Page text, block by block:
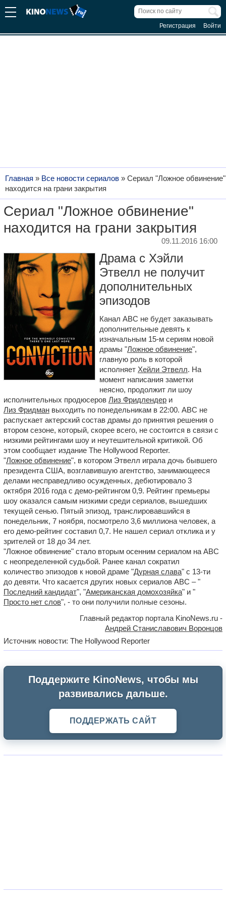
Регистрация Войти
Главная » Все новости сериалов » Сериал "Ложное обвинение"
находится на грани закрытия
Сериал "Ложное обвинение"
находится на грани закрытия
09.11.2016 16:00
Драма с Хэйли
Этвелл не получит
дополнительных
эпизодов
Канал ABC не будет заказывать
дополнительные девять к
изначальным 15-м сериям новой
драмы "Ложное обвинение",
главную роль в которой
исполняет Хейли Этвелл. На
момент написания заметки
неясно, продолжит ли шоу
исполнительных продюсеров Лиз Фридлендер и
Лиз Фридман выходить по понедельникам в 22:00. ABC не
распускает актерский состав драмы до принятия решения о
втором сезоне, который, скорее всего, не состоится в связи с
низкими рейтингами шоу и неутешительной критикой. Об
этом сообщает издание The Hollywood Reporter.
"Ложное обвинение", в котором Этвелл играла дочь бывшего
президента США, возглавившую агентство, занимающееся
делами несправедливо осужденных, дебютировало 3
октября 2016 года с демо-рейтингом 0,9. Рейтинг премьеры
шоу оказался самым низкими среди сериалов, вышедших
текущей сенью. Пятый эпизод, транслировавшийся в
понедельник, 7 ноября, посмотрело 3,6 миллиона человек, а
его демо-рейтинг составил 0,7. Не нашел сериал отклика и у
зрителей от 18 до 34 лет.
"Ложное обвинение" стало вторым осенним сериалом на ABC
с неопределенной судьбой. Ранее канал сократил
количество эпизодов к новой драме "Дурная слава" с 13-ти
до девяти. Что касается других новых сериалов ABC – "
Последний кандидат", "Американская домохозяйка" и "
Просто нет слов", - то они получили полные сезоны.
Главный редактор портала KinoNews.ru -
Андрей Станиславович Воронцов
Источник новости: The Hollywood Reporter
Поддержите KinoNews, чтобы мы
развивались дальше.
ПОДДЕРЖАТЬ САЙТ